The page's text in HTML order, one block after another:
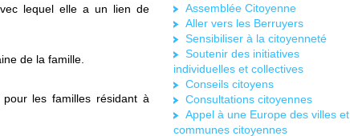
lequel elle a un lien de
de la famille.
les familles résidant à
Assemblée Citoyenne
Aller vers les Berruyers
Sensibiliser à la citoyenneté
Soutenir des initiatives
individuelles et collectives
Conseils citoyens
Consultations citoyennes
Appel à une Europe des villes et
communes citoyennes